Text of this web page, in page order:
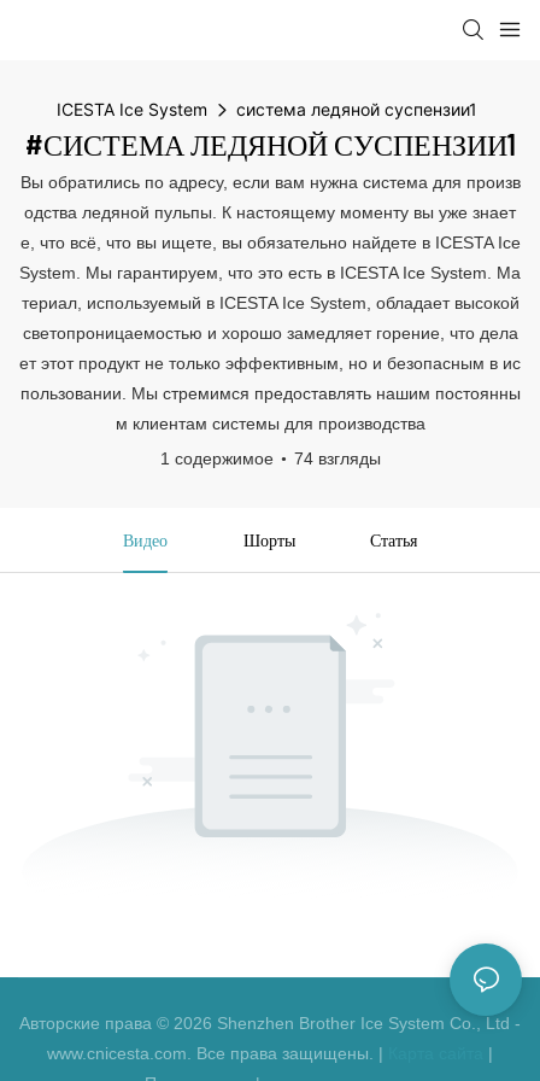
ICESTA Ice System система ледяной суспензии1
#СИСТЕМА ЛЕДЯНОЙ СУСПЕНЗИИ1
Вы обратились по адресу, если вам нужна система для произв
одства ледяной пульпы. К настоящему моменту вы уже знает
е, что всё, что вы ищете, вы обязательно найдете в ICESTA Ice
System. Мы гарантируем, что это есть в ICESTA Ice System. Ма
териал, используемый в ICESTA Ice System, обладает высокой
светопроницаемостью и хорошо замедляет горение, что дела
ет этот продукт не только эффективным, но и безопасным в ис
пользовании. Мы стремимся предоставлять нашим постоянны
м клиентам системы для производства
1 содержимое
74 взгляды
Видео Шорты Статья
Авторские права © 2026 Shenzhen Brother Ice System Co., Ltd -
www.cnicesta.com. Все права защищены. |
|